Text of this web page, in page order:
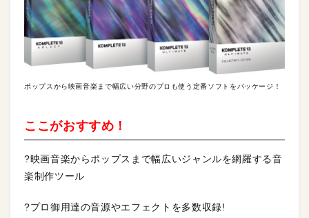
ポップスから映画音楽まで幅広い分野のプロも使う定番ソフトをパッケージ！
ここがおすすめ！
?映画音楽からポップスまで幅広いジャンルを網羅する音
楽制作ツール
?プロ御用達の音源やエフェクトを多数収録!